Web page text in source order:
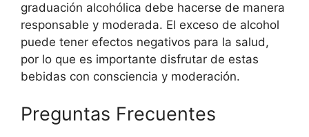
graduación alcohólica debe hacerse de manera
responsable y moderada. El exceso de alcohol
puede tener efectos negativos para la salud,
por lo que es importante disfrutar de estas
bebidas con consciencia y moderación.
Preguntas Frecuentes